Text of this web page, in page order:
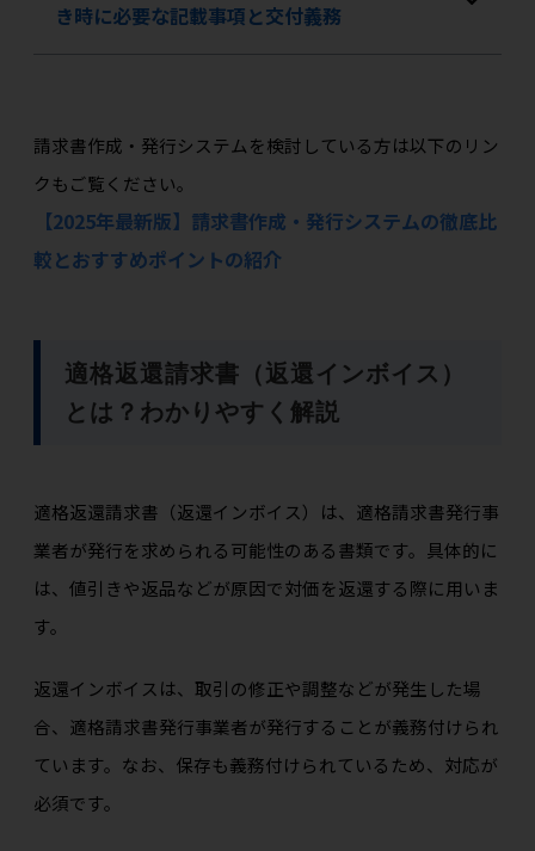
き時に必要な記載事項と交付義務
請求書作成・発行システムを検討している方は以下のリン
クもご覧ください。
【2025年最新版】請求書作成・発行システムの徹底比
較とおすすめポイントの紹介
適格返還請求書（返還インボイス）
とは？わかりやすく解説
適格返還請求書（返還インボイス）は、適格請求書発行事
業者が発行を求められる可能性のある書類です。具体的に
は、値引きや返品などが原因で対価を返還する際に用いま
す。
返還インボイスは、取引の修正や調整などが発生した場
合、適格請求書発行事業者が発行することが義務付けられ
ています。なお、保存も義務付けられているため、対応が
必須です。